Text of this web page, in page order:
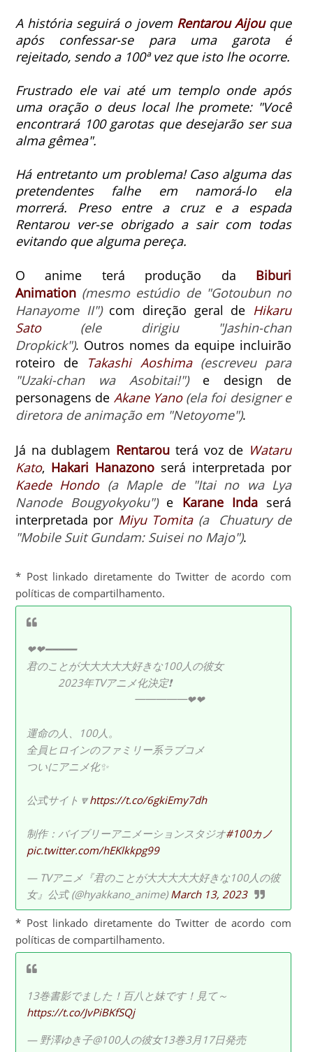
A história seguirá o jovem Rentarou Aijouque
após confessar-se para uma garota é
rejeitado, sendo a 100ª vez que isto lhe ocorre.
Frustrado ele vai até um templo onde após
uma oração o deus local lhe promete: "Você
encontrará 100 garotas que desejarão ser sua
alma gêmea".
Há entretanto um problema! Caso alguma das
pretendentes falhe em namorá-lo ela
morrerá. Preso entre a cruz e a espada
Rentarou ver-se obrigado a sair com todas
evitando que alguma pereça.
O anime terá produção da Biburi
Animation (mesmo estúdio de "Gotoubun no
Hanayome II") com direção geral de Hikaru
Sato
(ele dirigiu "Jashin-chan
Dropkick"). Outros nomes da equipe incluirão
roteiro de
Takashi Aoshima (escreveu para
"Uzaki-chan wa Asobitai!")e design de
personagens de Akane Yano (ela foi designer e
diretora de animação em "Netoyome").
Já na dublagem Rentarou terá voz de Wataru
Kato, Hakari Hanazono será interpretada por
Kaede Hondo (a Maple de "Itai no wa Lya
Nanode Bougyokyoku")e Karane Indaserá
interpretada por Miyu Tomita (a
Chuatury de
"Mobile Suit Gundam: Suisei no Majo").
* Post linkado diretamente do Twitter de acordo com
políticas de compartilhamento.
❤❤━━━━━
君のことが大大大大大好きな100人の彼女
2023年TVアニメ化決定❗
━━━━━❤❤
運命の人、100人。
全員ヒロインのファミリー系ラブコメ
ついにアニメ化✨
公式サイト🔽https://t.co/6gkiEmy7dh
制作：バイブリーアニメーションスタジオ#100カノ
pic.twitter.com/hEKlkkpg99
— TVアニメ『君のことが大大大大大好きな100人の彼
女』公式 (@hyakkano_anime)March 13, 2023
* Post linkado diretamente do Twitter de acordo com
políticas de compartilhamento.
13巻書影でました！百八と妹です！見て～
https://t.co/JvPiBKfSQj
— 野澤ゆき子@100人の彼女13巻3月17日発売